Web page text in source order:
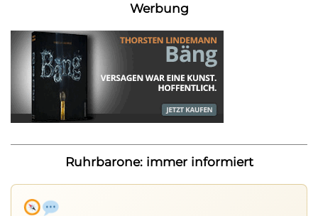
Werbung
Ruhrbarone: immer informiert